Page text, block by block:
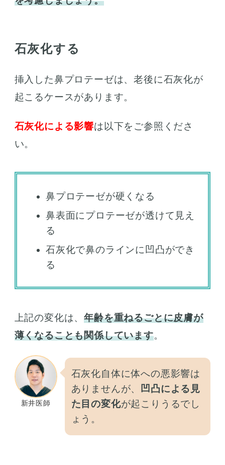
石灰化する
挿入した鼻プロテーゼは、老後に石灰化が
起こるケースがあります。
石灰化による影響は以下をご参照くださ
い。
鼻プロテーゼが硬くなる
鼻表面にプロテーゼが透けて見え
る
石灰化で鼻のラインに凹凸ができ
る
上記の変化は、年齢を重ねるごとに皮膚が
薄くなることも関係しています。
新井医師
石灰化自体に体への悪影響は
ありませんが、
凹凸による見
た目の変化が起こりうるでし
ょう。